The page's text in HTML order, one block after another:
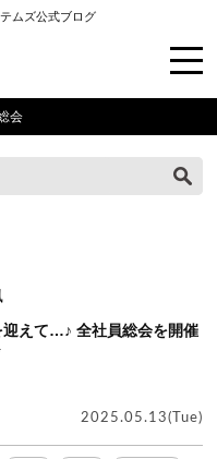
ムズ公式ブログ
会
迎えて…♪ 全社員総会を開催
2025.05.13(Tue)